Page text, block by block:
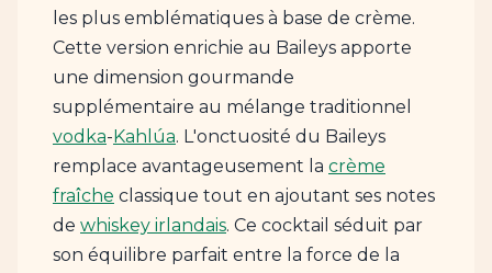
les plus emblématiques à base de crème.
Cette version enrichie au Baileys apporte
une dimension gourmande
supplémentaire au mélange traditionnel
vodka-Kahlúa. L'onctuosité du Baileys
remplace avantageusement la crème
fraîche classique tout en ajoutant ses notes
de whiskey irlandais. Ce cocktail séduit par
son équilibre parfait entre la force de la